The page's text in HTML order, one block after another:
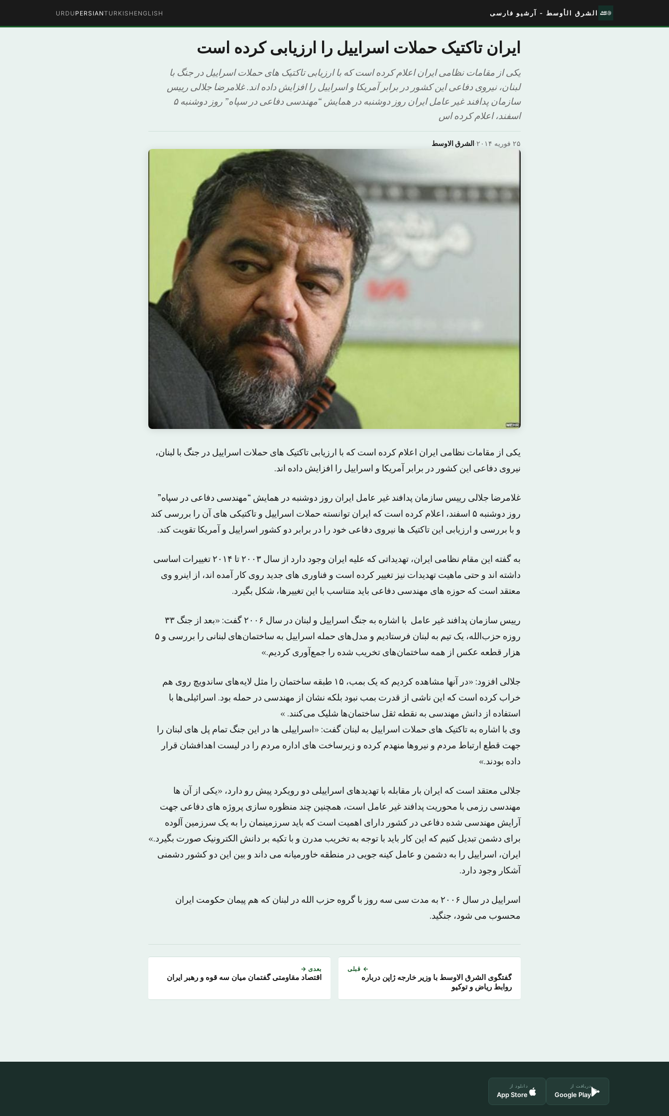
الشرق الأوسط - آرشیو فارسی ENGLISH
TURKISH
PERSIAN
URDU
ایران تاکتیک حملات اسراییل را ارزیابی کرده است
یکی از مقامات نظامی ایران اعلام کرده است که با ارزیابی تاکتیک های حملات اسراییل در جنگ با
لبنان، نیروی دفاعی این کشور در برابر آمریکا و اسراییل را افزایش داده اند. غلامرضا جلالی رییس
سازمان پدافند غیر عامل ایران روز دوشنبه در همایش “مهندسی دفاعی در سپاه” روز دوشنبه ۵
اسفند، اعلام کرده اس
الشرق الاوسط· ۲۵ فوریه ۲۰۱۴
یکی از مقامات نظامی ایران اعلام کرده است که با ارزیابی تاکتیک های حملات اسراییل در جنگ با لبنان،
نیروی دفاعی این کشور در برابر آمریکا و اسراییل را افزایش داده اند.
غلامرضا جلالی رییس سازمان پدافند غیر عامل ایران روز دوشنبه در همایش “مهندسی دفاعی در سپاه”
روز دوشنبه ۵ اسفند، اعلام کرده است که ایران توانسته حملات اسراییل و تاکتیکی های آن را بررسی کند
و با بررسی و ارزیابی این تاکتیک ها نیروی دفاعی خود را در برابر دو کشور اسراییل و آمریکا تقویت کند.
به گفته این مقام نظامی ایران، تهدیداتی که علیه ایران وجود دارد از سال ۲۰۰۳ تا ۲۰۱۴ تغییرات اساسی
داشته اند و حتی ماهیت تهدیدات نیز تغییر کرده است و فناوری های جدید روی کار آمده اند، از اینرو وی
معتقد است که حوزه های مهندسی دفاعی باید متناسب با این تغییرها، شکل بگیرد.
رییس سازمان پدافند غیر عامل با اشاره به جنگ اسراییل و لبنان در سال ۲۰۰۶ گفت: «بعد از جنگ ۳۳
روزه حزب‌الله، یک تیم به لبنان فرستادیم و مدل‌های حمله اسراییل به ساختمان‌های لبنانی را بررسی و ۵
هزار قطعه عکس از همه ساختمان‌های تخریب شده را جمع‌آوری کردیم.»
جلالی افزود: «در آنها مشاهده کردیم که یک بمب، ۱۵ طبقه ساختمان را مثل لایه‌های ساندویچ روی هم
خراب کرده است که این ناشی از قدرت بمب نبود بلکه نشان از مهندسی در حمله بود. اسرائیلی‌ها با
استفاده از دانش مهندسی به نقطه ثقل ساختمان‌ها شلیک می‌کنند. »
وی با اشاره به تاکتیک های حملات اسراییل به لبنان گفت: «اسراییلی ها در این جنگ تمام پل های لبنان را
جهت قطع ارتباط مردم و نیروها منهدم کرده و زیرساخت های اداره مردم را در لیست اهدافشان قرار
داده بودند.»
جلالی معتقد است که ایران بار مقابله با تهدیدهای اسراییلی دو رویکرد پیش رو دارد، «یکی از آن ها
مهندسی رزمی با محوریت پدافند غیر عامل است، همچنین چند منظوره سازی پروژه های دفاعی جهت
آرایش مهندسی شده دفاعی در کشور دارای اهمیت است که باید سرزمینمان را به یک سرزمین آلوده
برای دشمن تبدیل کنیم که این کار باید با توجه به تخریب مدرن و با تکیه بر دانش الکترونیک صورت بگیرد.»
ایران، اسراییل را به دشمن و عامل کینه جویی در منطقه خاورمیانه می داند و بین این دو کشور دشمنی
آشکار وجود دارد.
اسراییل در سال ۲۰۰۶ به مدت سی سه روز با گروه حزب الله در لبنان که هم پیمان حکومت ایران
محسوب می شود، جنگید.
← قبلی
گفتگوی الشرق الاوسط با وزیر خارجه ژاپن درباره
روابط ریاض و توکیو
بعدی →
اقتصاد مقاومتی گفتمان میان سه قوه و رهبر ایران
دریافت از
Google Play
دانلود از
App Store